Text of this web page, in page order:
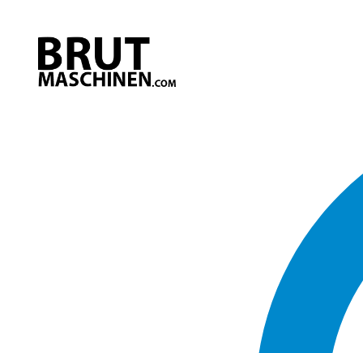
Inhalt